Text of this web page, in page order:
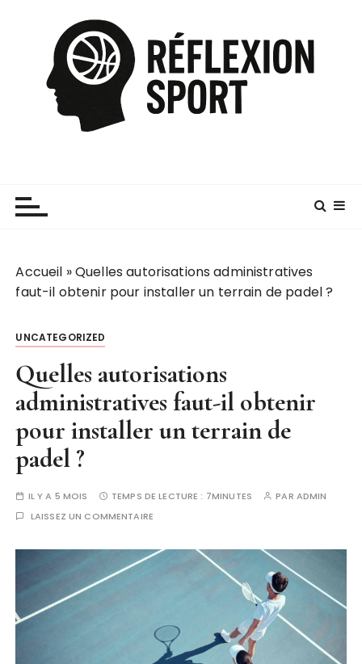
Accueil »Quelles autorisations administratives
faut-il obtenir pour installer un terrain de padel ?
UNCATEGORIZED
Quelles autorisations
administratives faut-il obtenir
pour installer un terrain de
padel ?
IL Y A 5 MOIS TEMPS DE LECTURE : 7MINUTES PAR ADMIN
LAISSEZ UN COMMENTAIRE